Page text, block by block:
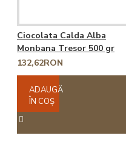
Ciocolata Calda Alba
Monbana Tresor 500 gr
132,62RON
ADAUGĂ
ÎN COŞ